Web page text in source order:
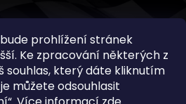
prohlížení stránek
Ke zpracování některých z
souhlas, který dáte kliknutím
můžete odsouhlasit